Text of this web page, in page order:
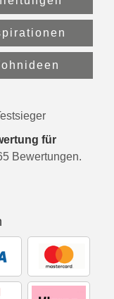
für
Bewertungen.